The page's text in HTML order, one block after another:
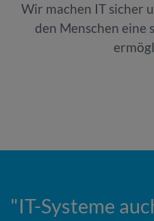
Wir machen IT sicher
den Menschen eine
Systeme auch